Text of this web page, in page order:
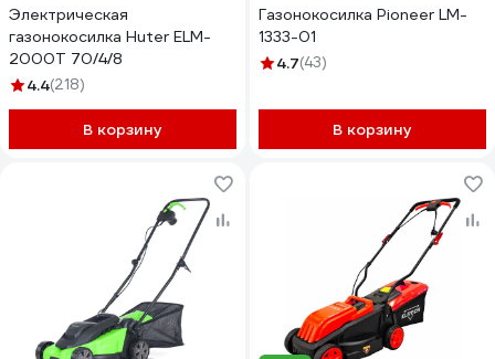
Электрическая
газонокосилка Huter ELM-
2000T 70/4/8
4.4(218)
В корзину
Газонокосилка Pioneer LM-
1333-01
4.7(43)
В корзину